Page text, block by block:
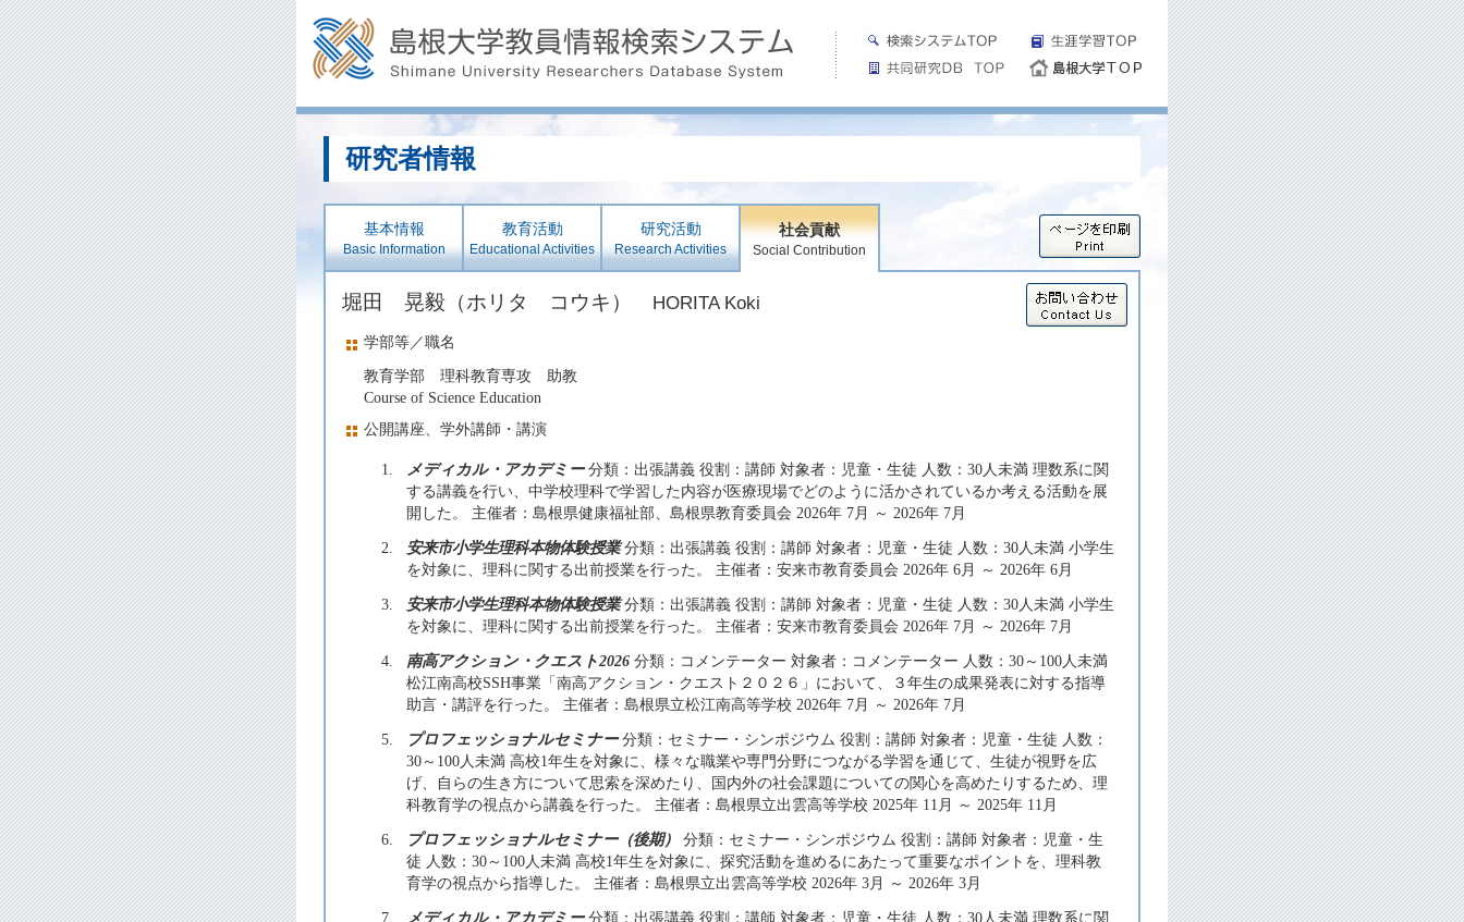
研究者情報
基本情報
Basic Information
教育活動
Educational Activities
研究活動
Research Activities
社会貢献
Social Contribution
堀田 晃毅（ホリタ コウキ） HORITA Koki
学部等／職名
教育学部 理科教育専攻 助教
Course of Science Education
公開講座、学外講師・講演
1. メディカル・アカデミー分類：出張講義 役割：講師 対象者：児童・生徒 人数：30人未満 理数系に関
する講義を行い、中学校理科で学習した内容が医療現場でどのように活かされているか考える活動を展
開した。 主催者：島根県健康福祉部、島根県教育委員会 2026年 7月 ～ 2026年 7月
2.
安来市小学生理科本物体験授業分類：出張講義 役割：講師 対象者：児童・生徒 人数：30人未満 小学生
を対象に、理科に関する出前授業を行った。 主催者：安来市教育委員会 2026年 6月 ～ 2026年 6月
3.
安来市小学生理科本物体験授業分類：出張講義 役割：講師 対象者：児童・生徒 人数：30人未満 小学生
を対象に、理科に関する出前授業を行った。 主催者：安来市教育委員会 2026年 7月 ～ 2026年 7月
4.
南高アクション・クエスト2026 分類：コメンテーター 対象者：コメンテーター 人数：30～100人未満
松江南高校SSH事業「南高アクション・クエスト２０２６」において、３年生の成果発表に対する指導
助言・講評を行った。 主催者：島根県立松江南高等学校 2026年 7月 ～ 2026年 7月
5.
プロフェッショナルセミナー分類：セミナー・シンポジウム 役割：講師 対象者：児童・生徒 人数：
30～100人未満 高校1年生を対象に、様々な職業や専門分野につながる学習を通じて、生徒が視野を広
げ、自らの生き方について思索を深めたり、国内外の社会課題についての関心を高めたりするため、理
科教育学の視点から講義を行った。 主催者：島根県立出雲高等学校 2025年 11月 ～ 2025年 11月
6.
プロフェッショナルセミナー（後期）
分類：セミナー・シンポジウム 役割：講師 対象者：児童・生
徒 人数：30～100人未満 高校1年生を対象に、探究活動を進めるにあたって重要なポイントを、理科教
育学の視点から指導した。 主催者：島根県立出雲高等学校 2026年 3月 ～ 2026年 3月
7.
メディカル・アカデミー分類：出張講義 役割：講師 対象者：児童・生徒 人数：30人未満 理数系に関